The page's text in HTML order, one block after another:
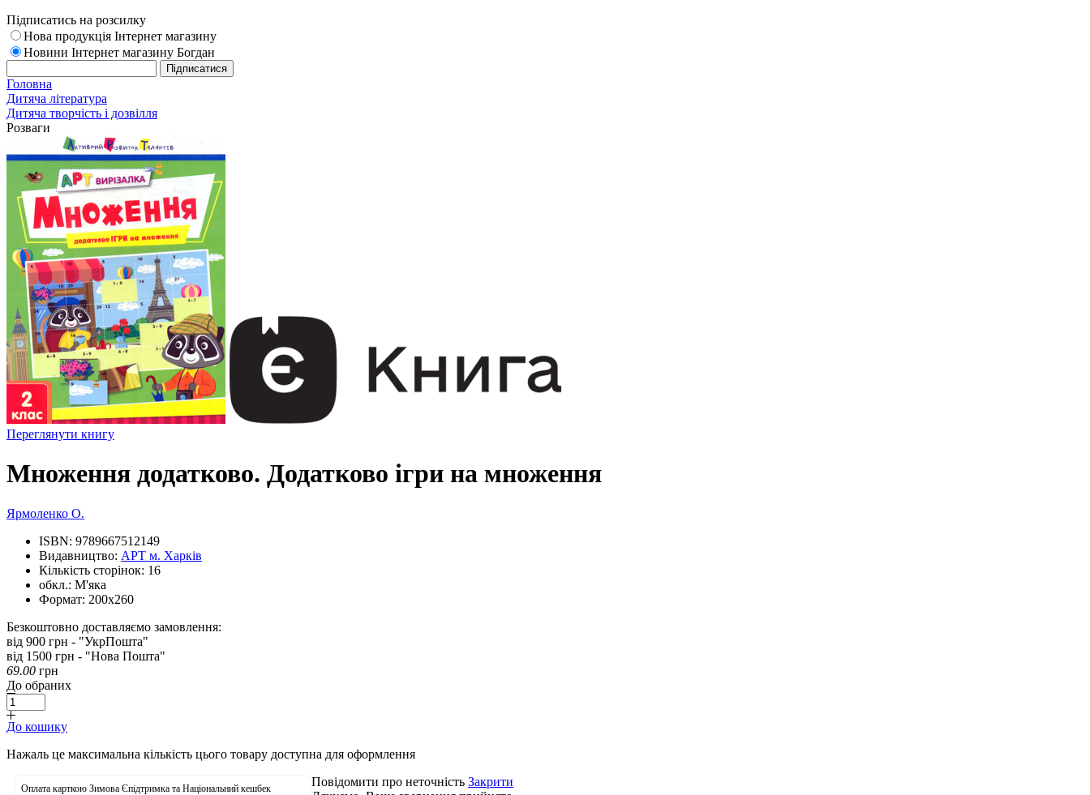
Підписатись на розсилку
Нова продукція Інтернет магазину
Новини Інтернет магазину Богдан
Головна
Дитяча література
Дитяча творчість і дозвілля
Розваги
Переглянути книгу
Множення додатково. Додатково ігри на множення
Ярмоленко О.
ISBN: 9789667512149
Видавництво: АРТ м. Харків
Кількість сторінок: 16
обкл.: М'яка
Формат: 200х260
Безкоштовно доставляємо замовлення:
від 900 грн - "УкрПошта"
від 1500 грн - "Нова Пошта"
69.00 грн
До обраних
До кошику
Нажаль це максимальна кількість цього товару доступна для оформлення
Оплата карткою Зимова Єпідтримка та Національний кешбек
Повідомити про неточність Закрити